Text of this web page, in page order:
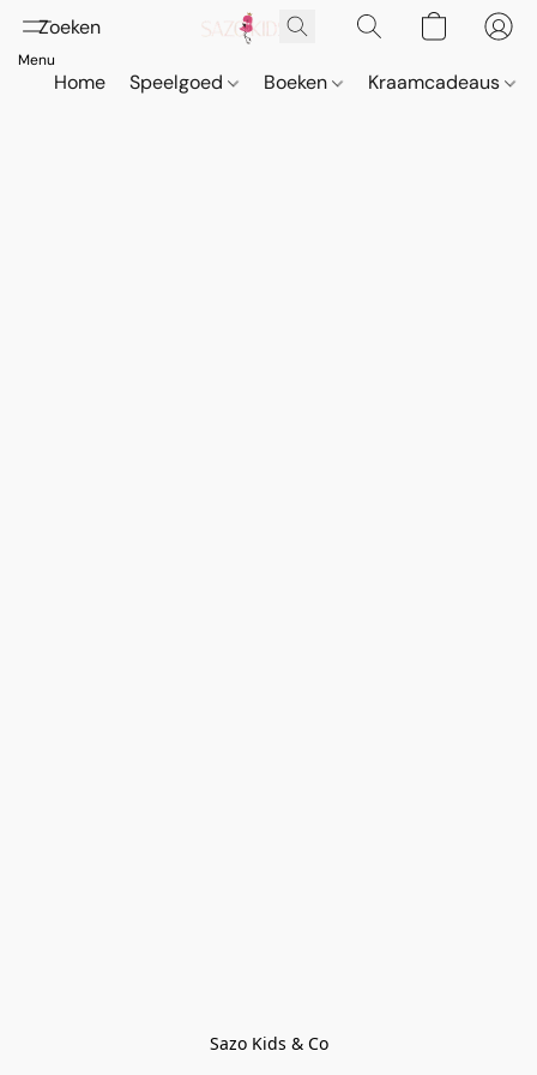
Home Speelgoed Boeken Kraamcadeaus
Sazo Kids & Co